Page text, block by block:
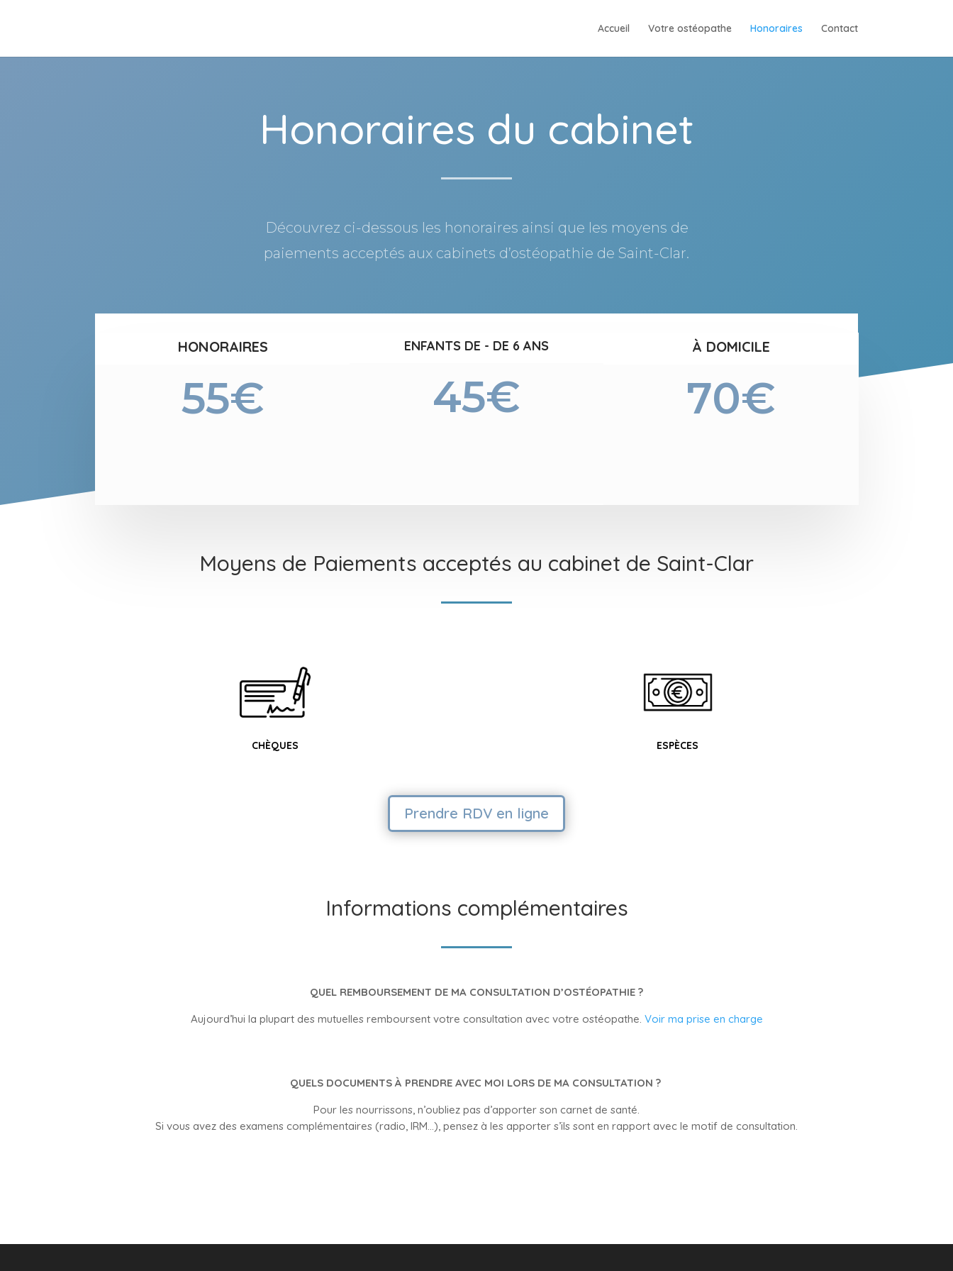
Accueil Votre ostéopathe Honoraires Contact
Honoraires du cabinet
Découvrez ci-dessous les honoraires ainsi que les moyens de
paiements acceptés aux cabinets d’ostéopathie de Saint-Clar.
HONORAIRES
55€
ENFANTS DE - DE 6 ANS
45€
À DOMICILE
70€
Moyens de Paiements acceptés au cabinet de Saint-Clar
CHÈQUES ESPÈCES
Prendre RDV en ligne
Informations complémentaires
QUEL REMBOURSEMENT DE MA CONSULTATION D’OSTÉOPATHIE ?
Aujourd’hui la plupart des mutuelles remboursent votre consultation avec votre ostéopathe. Voir ma prise en charge
QUELS DOCUMENTS À PRENDRE AVEC MOI LORS DE MA CONSULTATION ?
Pour les nourrissons, n’oubliez pas d’apporter son carnet de santé.
Si vous avez des examens complémentaires (radio, IRM…), pensez à les apporter s’ils sont en rapport avec le motif de consultation.